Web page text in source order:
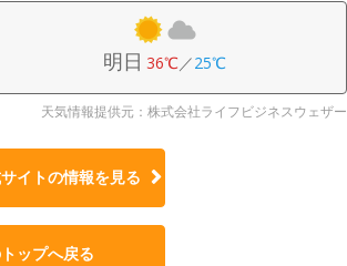
明日 36℃／25℃
天気情報提供元：株式会社ライフビジネスウェザー
イトの情報を見る
ップへ戻る